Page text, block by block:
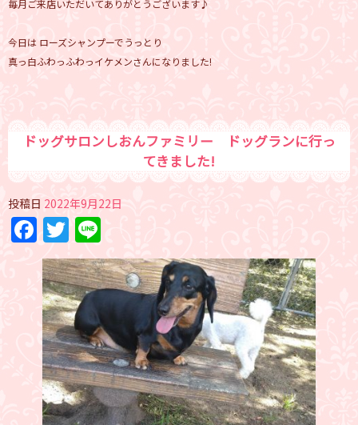
毎月ご来店いただいてありがとうございます♪
今日は ローズシャンプーでうっとり
真っ白ふわっふわっイケメンさんになりました!
ドッグサロンしおんファミリー ドッグランに行っ
てきました!
投稿日 2022年9月22日
Facebook
Twitter